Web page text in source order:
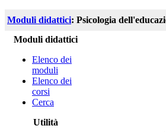
Moduli didattici: Psicologia
Moduli didattici
Elenco dei
moduli
Elenco dei
corsi
Cerca
Utilità